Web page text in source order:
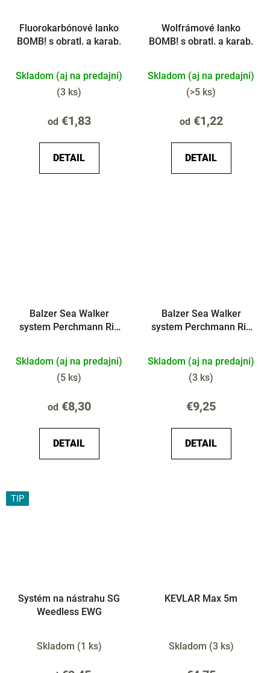
Fluorokarbónové lanko
BOMB! s obratl. a karab.
Skladom (aj na predajni)
(3 ks)
od€1,83
DETAIL
Wolfrámové lanko
BOMB! s obratl. a karab.
Skladom (aj na predajni)
(>5 ks)
od€1,22
DETAIL
Balzer Sea Walker
system Perchmann Rig
Skladom (aj na predajni)
(5 ks)
od€8,30
DETAIL
Balzer Sea Walker
system Perchmann Rig
Skladom (aj na predajni)
(3 ks)
€9,25
DETAIL
TIP
Systém na nástrahu SG
Weedless EWG
Skladom (1 ks)
KEVLAR Max 5m
Skladom (3 ks)